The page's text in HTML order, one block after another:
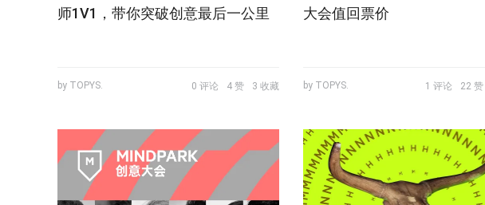
师1V1，带你突破创意最后一公里
by TOPYS. 0 评论 4 赞 3 收藏
大会值回票价
by TOPYS. 1 评论 22 赞